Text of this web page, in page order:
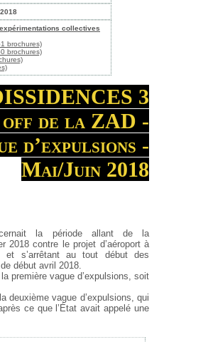
collectives
brochures)
brochures)
3
off de la ZAD -
d’expulsions -
Mai/Juin 2018
la période allant de la
2018 contre le projet d’aéroport à
et s’arrêtant au tout début des
début avril 2018.
première vague d’expulsions, soit
deuxième vague d’expulsions, qui
ce que l’État avait appelé une